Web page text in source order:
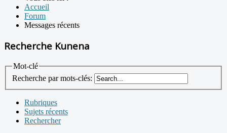
Accueil
Forum
Messages récents
Recherche Kunena
Mot-clé
Recherche par mots-clés:
Rubriques
Sujets récents
Rechercher